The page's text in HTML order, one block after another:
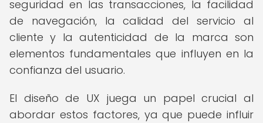
seguridad en las transacciones, la facilidad
de navegación, la calidad del servicio al
cliente y la autenticidad de la marca son
elementos fundamentales que influyen en la
confianza del usuario.
El diseño de UX juega un papel crucial al
abordar estos factores, ya que puede influir